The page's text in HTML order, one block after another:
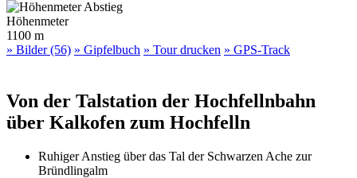
Höhenmeter
1100 m
» Bilder (56) » Gipfelbuch » Tour drucken » GPS-Track
Von der Talstation der Hochfellnbahn
über Kalkofen zum Hochfelln
Ruhiger Anstieg über das Tal der Schwarzen Ache zur
Bründlingalm